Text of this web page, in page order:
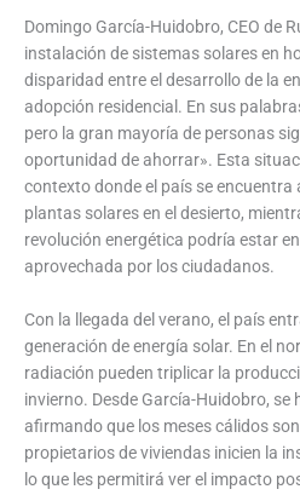
Domingo García-Huidobro, CEO de
instalación de sistemas solares en
disparidad entre el desarrollo de la
adopción residencial. En sus
pero la gran mayoría de personas
oportunidad de ahorrar». Esta
contexto donde el país se
plantas solares en el desierto,
revolución energética podría estar
aprovechada por los ciudadanos.
Con la llegada del verano, el país
generación de energía solar. En el
radiación pueden triplicar la
invierno. Desde García-Huidobro, se
afirmando que los meses cálidos
propietarios de viviendas inicien la
lo que les permitirá ver el impacto